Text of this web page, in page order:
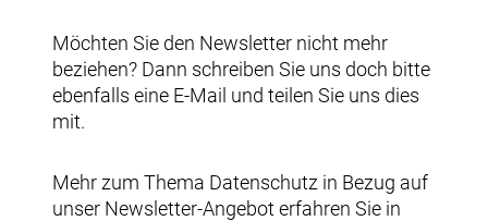
Möchten Sie den Newsletter nicht mehr
beziehen? Dann schreiben Sie uns doch bitte
ebenfalls eine E-Mail und teilen Sie uns dies
mit.
Mehr zum Thema Datenschutz in Bezug auf
unser Newsletter-Angebot erfahren Sie in